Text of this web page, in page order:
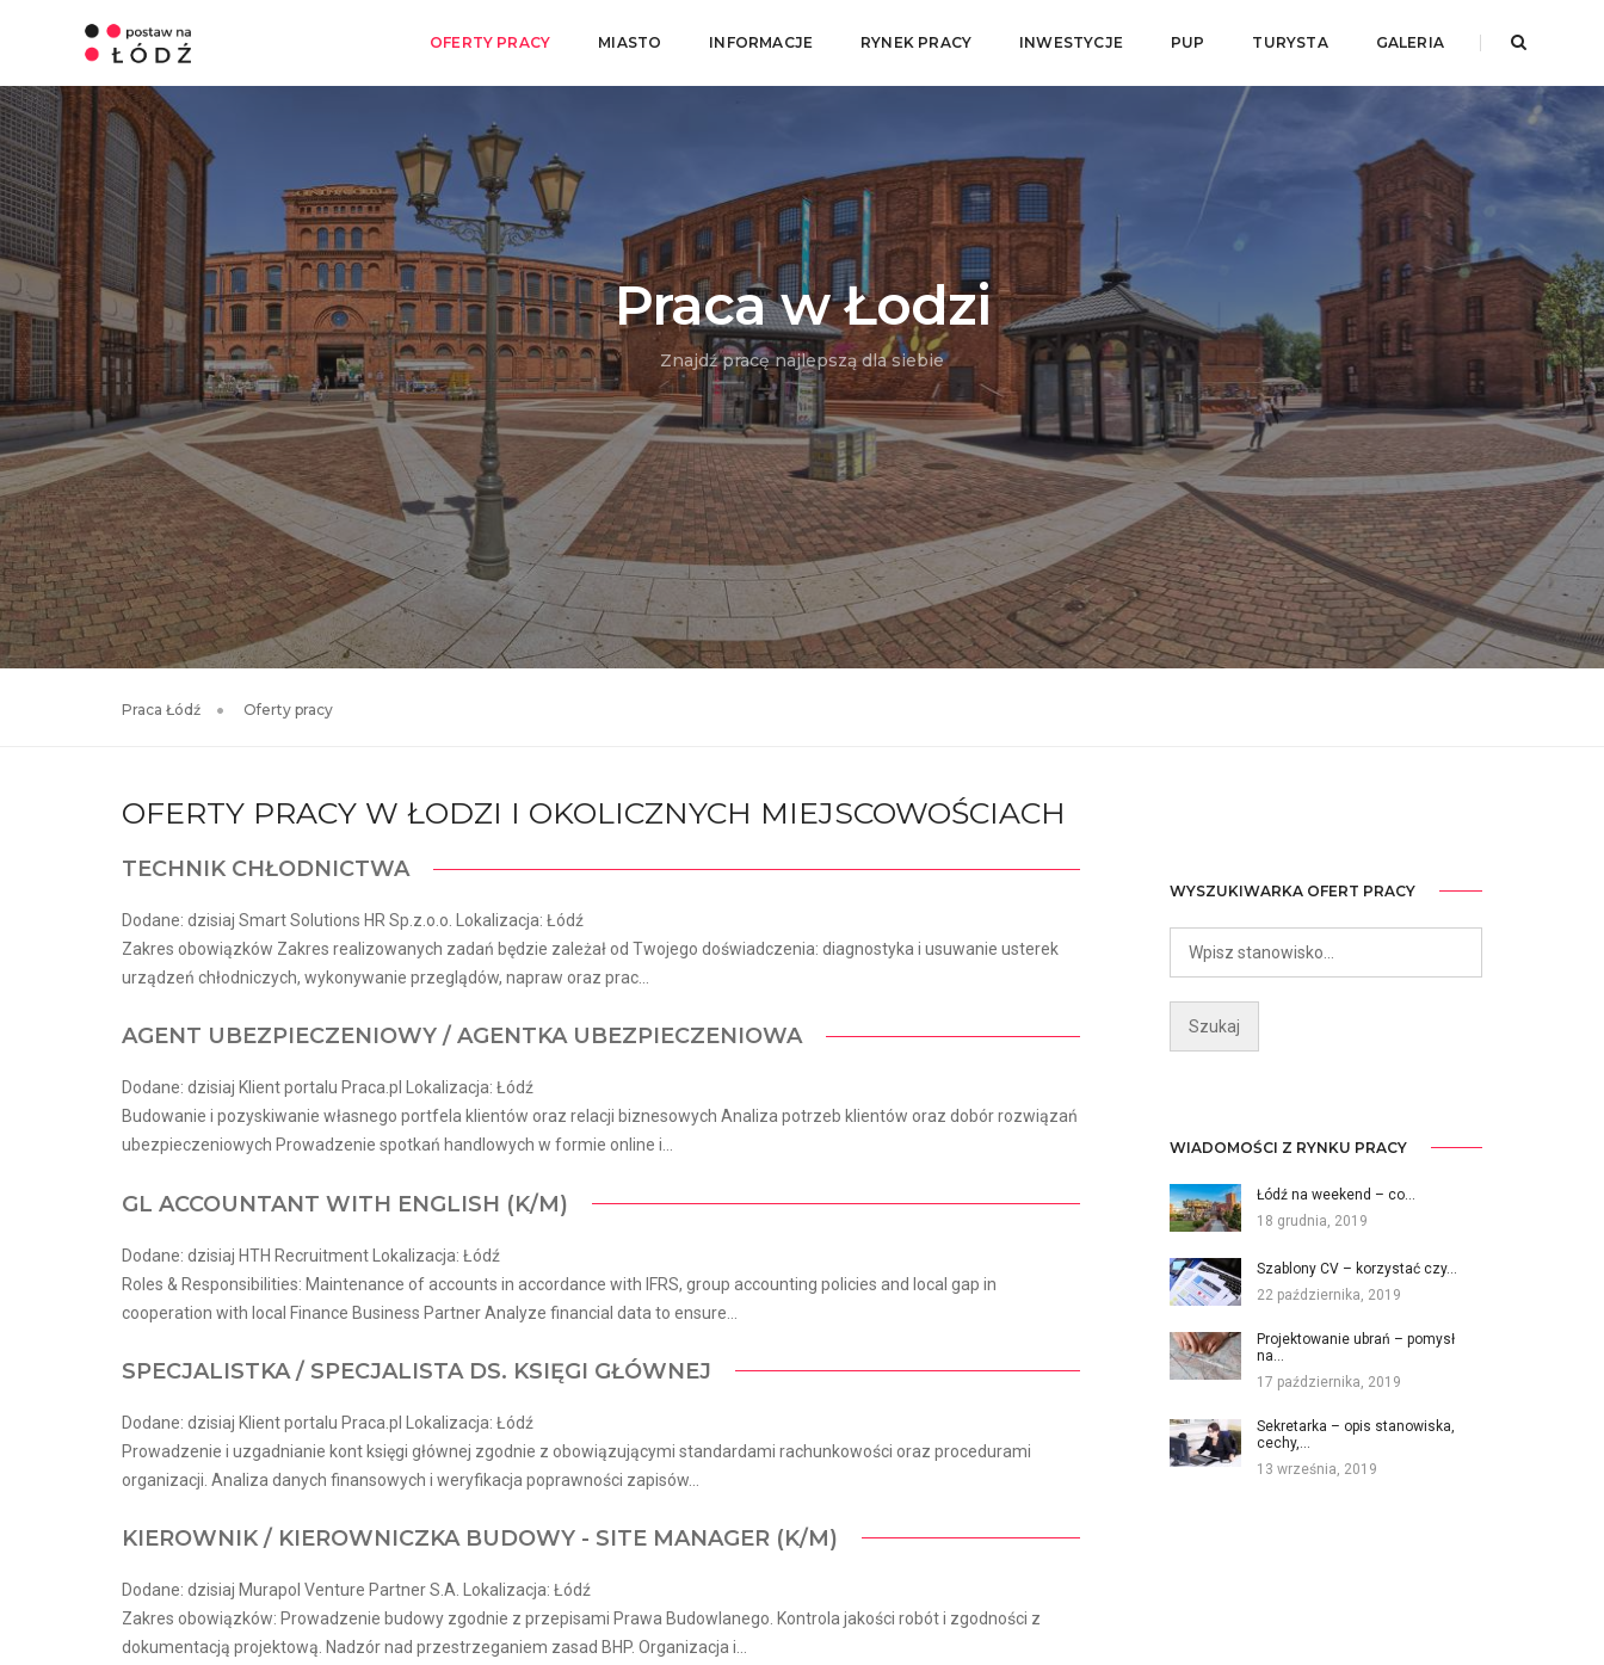
OFERTY PRACY MIASTO INFORMACJE RYNEK PRACY INWESTYCJE PUP TURYSTA GALERIA
Praca w Łodzi
Znajdź pracę najlepszą dla siebie
Praca Łódź Oferty pracy
OFERTY PRACY W ŁODZI I OKOLICZNYCH MIEJSCOWOŚCIACH
TECHNIK CHŁODNICTWA
Dodane: dzisiaj Smart Solutions HR Sp.z.o.o. Lokalizacja: Łódź
Zakres obowiązków Zakres realizowanych zadań będzie zależał od Twojego doświadczenia: diagnostyka i usuwanie usterek
urządzeń chłodniczych, wykonywanie przeglądów, napraw oraz prac...
AGENT UBEZPIECZENIOWY / AGENTKA UBEZPIECZENIOWA
Dodane: dzisiaj Klient portalu Praca.pl Lokalizacja: Łódź
Budowanie i pozyskiwanie własnego portfela klientów oraz relacji biznesowych Analiza potrzeb klientów oraz dobór rozwiązań
ubezpieczeniowych Prowadzenie spotkań handlowych w formie online i...
GL ACCOUNTANT WITH ENGLISH (K/M)
Dodane: dzisiaj HTH Recruitment Lokalizacja: Łódź
Roles & Responsibilities: Maintenance of accounts in accordance with IFRS, group accounting policies and local gap in
cooperation with local Finance Business Partner Analyze financial data to ensure...
SPECJALISTKA / SPECJALISTA DS. KSIĘGI GŁÓWNEJ
Dodane: dzisiaj Klient portalu Praca.pl Lokalizacja: Łódź
Prowadzenie i uzgadnianie kont księgi głównej zgodnie z obowiązującymi standardami rachunkowości oraz procedurami
organizacji. Analiza danych finansowych i weryfikacja poprawności zapisów...
KIEROWNIK / KIEROWNICZKA BUDOWY - SITE MANAGER (K/M)
Dodane: dzisiaj Murapol Venture Partner S.A. Lokalizacja: Łódź
Zakres obowiązków: Prowadzenie budowy zgodnie z przepisami Prawa Budowlanego. Kontrola jakości robót i zgodności z
dokumentacją projektową. Nadzór nad przestrzeganiem zasad BHP. Organizacja i...
WYSZUKIWARKA OFERT PRACY
WIADOMOŚCI Z RYNKU PRACY
Łódź na weekend – co…
18 grudnia, 2019
Szablony CV – korzystać czy…
22 października, 2019
Projektowanie ubrań – pomysł
na…
17 października, 2019
Sekretarka – opis stanowiska,
cechy,…
13 września, 2019